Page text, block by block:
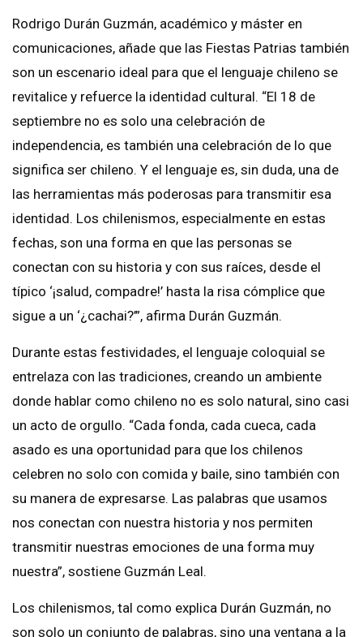
Rodrigo Durán Guzmán, académico y máster en
comunicaciones, añade que las Fiestas Patrias también
son un escenario ideal para que el lenguaje chileno se
revitalice y refuerce la identidad cultural. “El 18 de
septiembre no es solo una celebración de
independencia, es también una celebración de lo que
significa ser chileno. Y el lenguaje es, sin duda, una de
las herramientas más poderosas para transmitir esa
identidad. Los chilenismos, especialmente en estas
fechas, son una forma en que las personas se
conectan con su historia y con sus raíces, desde el
típico ‘¡salud, compadre!’ hasta la risa cómplice que
sigue a un ‘¿cachai?’”, afirma Durán Guzmán.
Durante estas festividades, el lenguaje coloquial se
entrelaza con las tradiciones, creando un ambiente
donde hablar como chileno no es solo natural, sino casi
un acto de orgullo. “Cada fonda, cada cueca, cada
asado es una oportunidad para que los chilenos
celebren no solo con comida y baile, sino también con
su manera de expresarse. Las palabras que usamos
nos conectan con nuestra historia y nos permiten
transmitir nuestras emociones de una forma muy
nuestra”, sostiene Guzmán Leal.
Los chilenismos, tal como explica Durán Guzmán, no
son solo un conjunto de palabras, sino una ventana a la